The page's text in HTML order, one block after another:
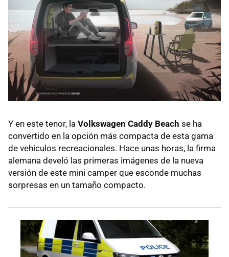
Y en este tenor, la Volkswagen Caddy Beach se ha
convertido en la opción más compacta de esta gama
de vehículos recreacionales. Hace unas horas, la firma
alemana develó las primeras imágenes de la nueva
versión de este mini camper que esconde muchas
sorpresas en un tamaño compacto.